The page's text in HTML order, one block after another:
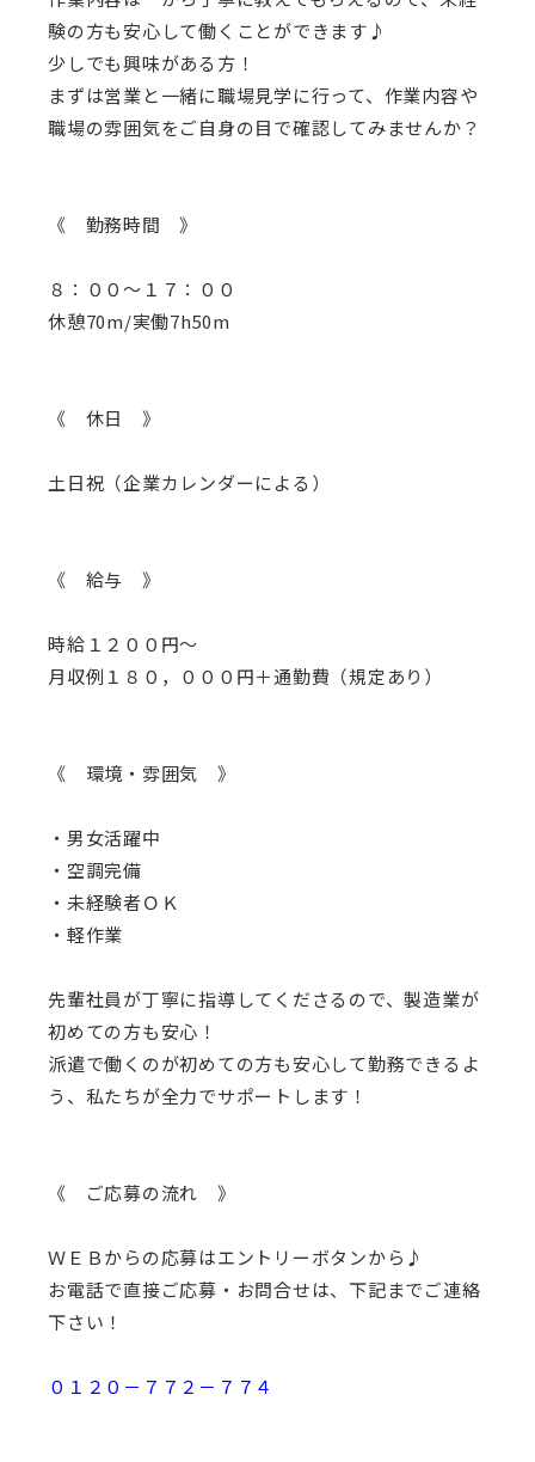
験の方も安心して働くことができます♪
少しでも興味がある方！
まずは営業と一緒に職場見学に行って、作業内容や
職場の雰囲気をご自身の目で確認してみませんか？
《 勤務時間 》
８：００～１７：００
休憩70m/実働7h50m
《 休日 》
土日祝（企業カレンダーによる）
《 給与 》
時給１２００円～
月収例１８０，０００円＋通勤費（規定あり）
《 環境・雰囲気 》
・男女活躍中
・空調完備
・未経験者ＯＫ
・軽作業
先輩社員が丁寧に指導してくださるので、製造業が
初めての方も安心！
派遣で働くのが初めての方も安心して勤務できるよ
う、私たちが全力でサポートします！
《 ご応募の流れ 》
ＷＥＢからの応募はエントリーボタンから♪
お電話で直接ご応募・お問合せは、下記までご連絡
下さい！
０１２０－７７２－７７４